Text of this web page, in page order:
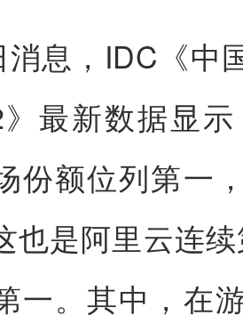
息，IDC《中
最新数据显
份额位列第一
也是阿里云连
一。其中，在